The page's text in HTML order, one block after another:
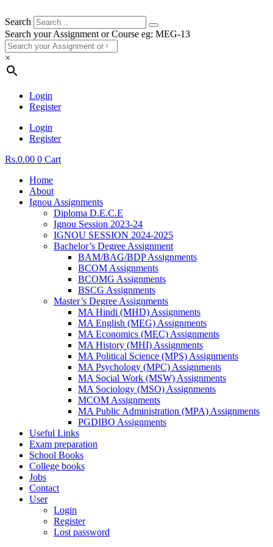
Search
Search your Assignment or Course eg: MEG-13
×
Login
Register
Login
Register
Rs.0.00 0 Cart
Home
About
Ignou Assignments
Diploma D.E.C.E
Ignou Session 2023-24
IGNOU SESSION 2024-2025
Bachelor’s Degree Assignment
BAM/BAG/BDP Assignments
BCOM Assignments
BCOMG Assignments
BSCG Assignments
Master’s Degree Assignments
MA Hindi (MHD) Assignments
MA English (MEG) Assignments
MA Economics (MEC) Assignments
MA History (MHI) Assignments
MA Political Science (MPS) Assignments
MA Psychology (MPC) Assignments
MA Social Work (MSW) Assignments
MA Sociology (MSO) Assignments
MCOM Assignments
MA Public Administration (MPA) Assignments
PGDIBO Assignments
Useful Links
Exam preparation
School Books
College books
Jobs
Contact
User
Login
Register
Lost password